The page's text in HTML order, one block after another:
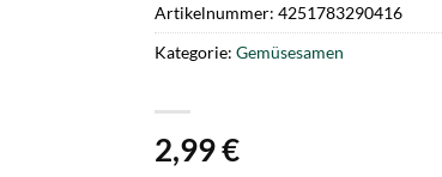
2,99€
Artikelnummer: 4251783290416
Kategorie: Gemüsesamen